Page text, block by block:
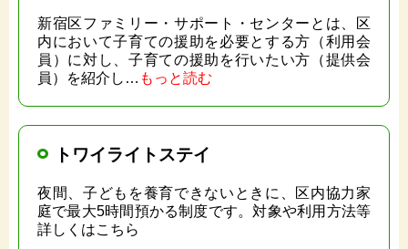
新宿区ファミリー・サポート・センターとは、区
内において子育ての援助を必要とする方（利用会
員）に対し、子育ての援助を行いたい方（提供会
員）を紹介し… もっと読む
トワイライトステイ
夜間、子どもを養育できないときに、区内協力家
庭で最大5時間預かる制度です。対象や利用方法等
詳しくはこちら